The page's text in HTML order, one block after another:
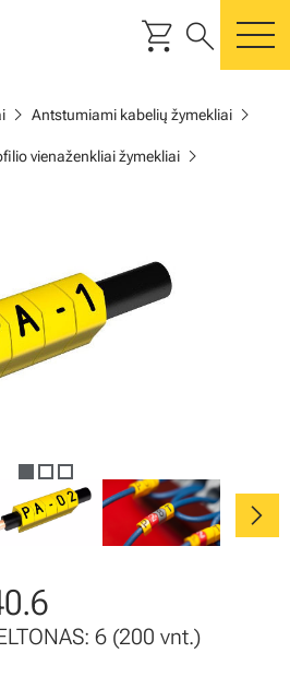
shopping_cart search
chevron_right Antstumiami kabelių žymekliaichevron_right
vienaženkliai žymekliaichevron_right
chevron_right
6 (200 vnt.)